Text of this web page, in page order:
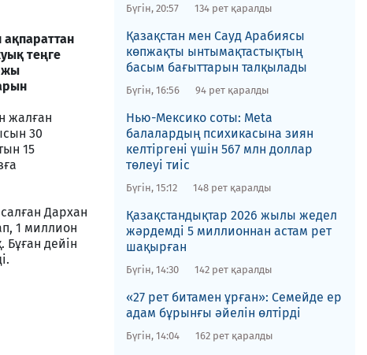
теңге
жалған
30
15
Дархан
1 миллион
Бұған дейін
Бүгін, 20:57 134 рет қаралды
Қазақстан мен Сауд Арабиясы
көпжақты ынтымақтастықтың
басым бағыттарын талқылады
Бүгін, 16:56 94 рет қаралды
Нью-Мексико соты​: Meta
балалардың психикасына зиян
келтіргені үшін 567 млн доллар
төлеуі тиіс
Бүгін, 15:12 148 рет қаралды
Қазақстандықтар 2026 жылы жедел
жәрдемді 5 миллионнан астам рет
шақырған
Бүгін, 14:30 142 рет қаралды
«27 рет битамен ұрған»: Семейде ер
адам бұрынғы әйелін өлтірді
Бүгін, 14:04 162 рет қаралды